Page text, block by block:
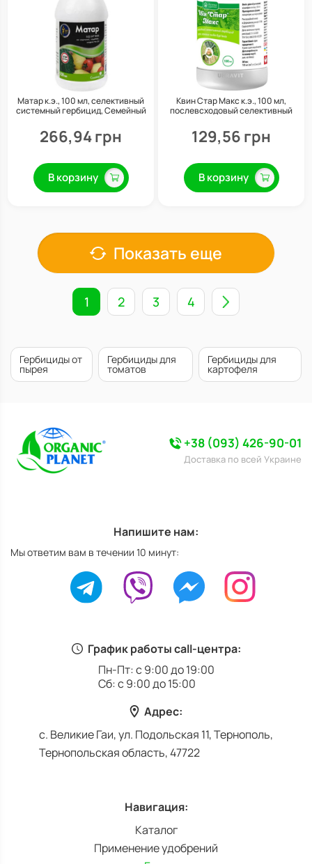
Матар к.э., 100 мл, селективный
системный гербицид, Семейный
266,94 грн
В корзину
Квин Стар Макс к.э., 100 мл,
послевсходовый селективный
Укравит
129,56 грн
В корзину
Показать еще
1 2 3 4
Гербициды от
пырея
Гербициды для
томатов
Гербициды для
картофеля
+38 (093) 426-90-01
Доставка по всей Украине
График работы call-центра:
Пн-Пт: с 9:00 до 19:00
Сб: с 9:00 до 15:00
Адрес:
с. Великие Гаи, ул. Подольская 11, Тернополь,
Тернопольская область, 47722
Навигация:
Каталог
Применение удобрений
Напишите нам:
Мы ответим вам в течении 10 минут: